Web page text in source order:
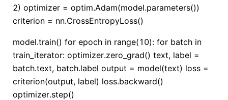
2) optimizer = optim.Adam(model.parameters())
criterion = nn.CrossEntropyLoss()
model.train() for epoch in range(10): for batch in
train_iterator: optimizer.zero_grad() text, label =
batch.text, batch.label output = model(text) loss =
criterion(output, label) loss.backward()
optimizer.step()